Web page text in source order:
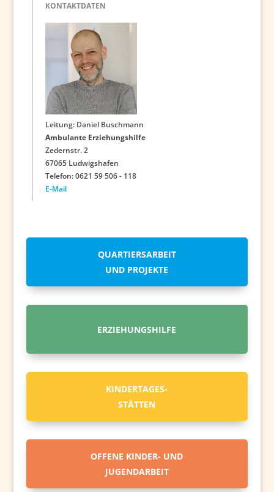
KONTAKTDATEN
Leitung: Daniel Buschmann
Ambulante Erziehungshilfe
Zedernstr. 2
67065 Ludwigshafen
Telefon: 0621 59 506 - 118
E-Mail
QUARTIERSARBEIT
UND PROJEKTE
ERZIEHUNGSHILFE
KINDERTAGES-
STÄTTEN
OFFENE KINDER- UND
JUGENDARBEIT